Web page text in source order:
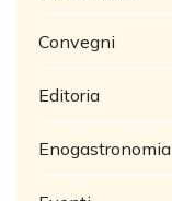
Convegni
Editoria
Enogastronomia